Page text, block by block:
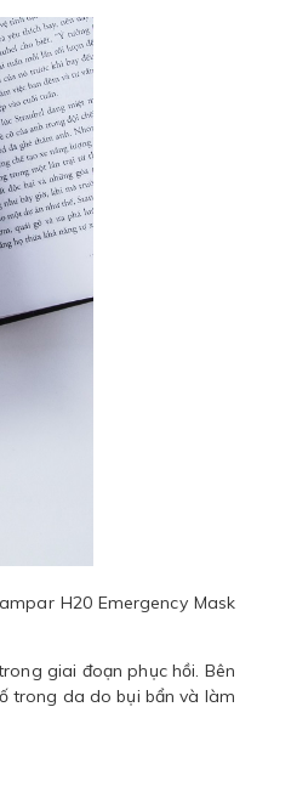
H20 Emergency Mask
giai đoạn phục hồi. Bên
trong da do bụi bẩn và làm